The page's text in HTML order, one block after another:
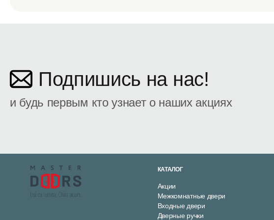
Подпишись на нас!
и будь первым кто узнает о наших акциях
КАТАЛОГ
Акции
Межкомнатные двери
Входные двери
Дверные ручки